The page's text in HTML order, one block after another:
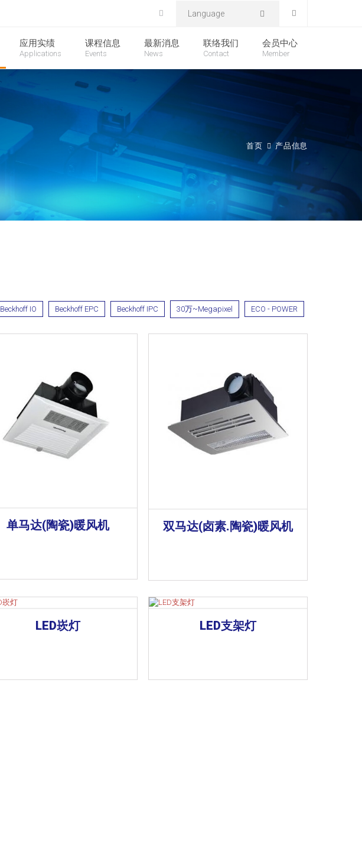
Language
应用实绩
Applications
课程信息
Events
最新消息
News
联络我们
Contact
会员中心
Member
首页 产品信息
Beckhoff IO Beckhoff EPC Beckhoff IPC 30万~Megapixel ECO - POWER
单马达(陶瓷)暖风机 双马达(卤素.陶瓷)暖风机
LED崁灯 LED支架灯